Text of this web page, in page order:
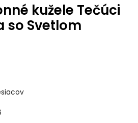
kužele Tečúci
so Svetlom